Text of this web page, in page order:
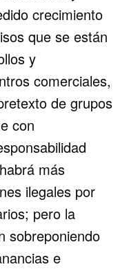
crecimiento
que se están
y
comerciales,
de grupos
con
más
ilegales por
pero la
sobreponiendo
e